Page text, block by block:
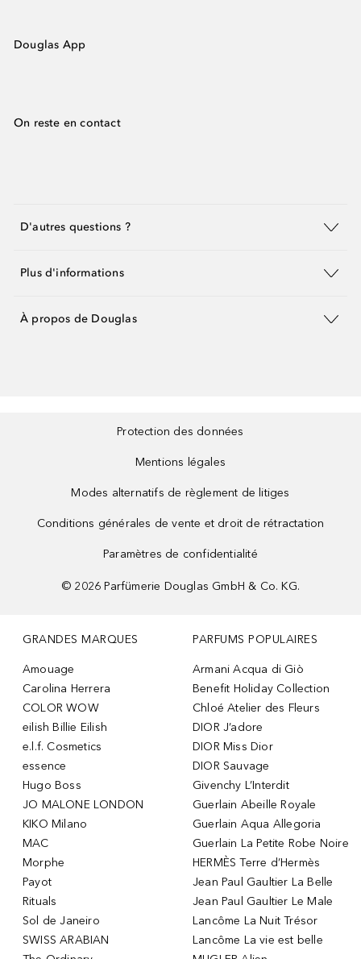
Douglas App
On reste en contact
D'autres questions ?
Plus d'informations
À propos de Douglas
Protection des données
Mentions légales
Modes alternatifs de règlement de litiges
Conditions générales de vente et droit de rétractation
Paramètres de confidentialité
© 2026 Parfümerie Douglas GmbH & Co. KG.
GRANDES MARQUES
Amouage
Carolina Herrera
COLOR WOW
eilish Billie Eilish
e.l.f. Cosmetics
essence
Hugo Boss
JO MALONE LONDON
KIKO Milano
MAC
Morphe
Payot
Rituals
Sol de Janeiro
SWISS ARABIAN
PARFUMS POPULAIRES
Armani Acqua di Giò
Benefit Holiday Collection
Chloé Atelier des Fleurs
DIOR J’adore
DIOR Miss Dior
DIOR Sauvage
Givenchy L’Interdit
Guerlain Abeille Royale
Guerlain Aqua Allegoria
Guerlain La Petite Robe Noire
HERMÈS Terre d’Hermès
Jean Paul Gaultier La Belle
Jean Paul Gaultier Le Male
Lancôme La Nuit Trésor
Lancôme La vie est belle